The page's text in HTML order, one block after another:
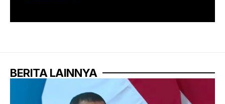
BERITA LAINNYA